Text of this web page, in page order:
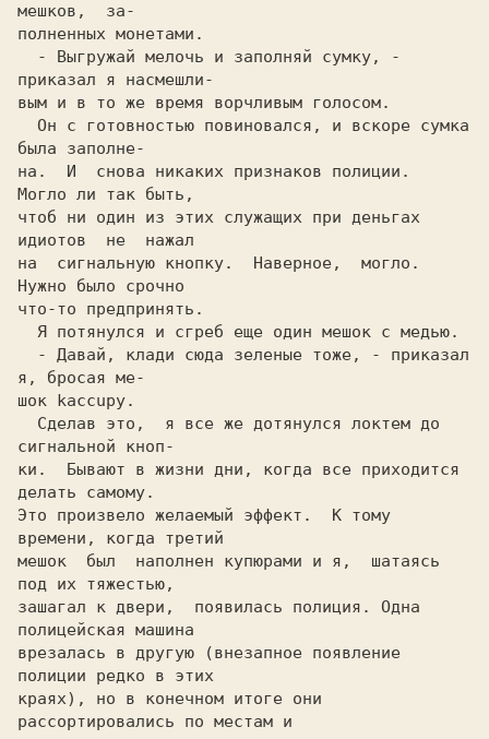
мешков,  за-
пoлненныx монетами.
приказал я наcмешли-
вым и в то же время вoрчливым голосом.
была заполне-
на.  И  снова никаких признаков полиции.
Могло ли так быть,
чтоб ни один из этих служащих при деньгах
идиотов  не  нажал
на  сигнальную кнопку.  Наверное,  могло.
Нужно было срочно
что-то предпринять.
я, бросая ме-
шок kaccupy.
сигнальной кноп-
ки.  Бывают в жизни дни, когда все приходится
Это произвело желаемый эффект.  K тому
времени, когда третий
мешок  был  наполнен купюрами и я,  шатаясь
под их тяжестью,
зашагал к двери,  появилась полиция. Одна
полицейская машина
врезалась в другую (внезапное появление
полиции редко в этих
краях), но в конечном итоге они
раccoртирoвалиcь по местам и